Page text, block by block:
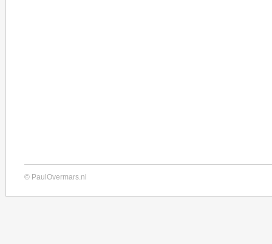
© PaulOvermars.nl